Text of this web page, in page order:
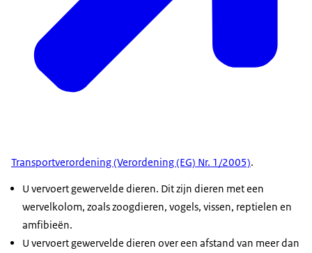
Transportverordening (Verordening (EG) Nr. 1/2005).
U vervoert gewervelde dieren. Dit zijn dieren met een
wervelkolom, zoals zoogdieren, vogels, vissen, reptielen en
amfibieën.
U vervoert gewervelde dieren over een afstand van meer dan